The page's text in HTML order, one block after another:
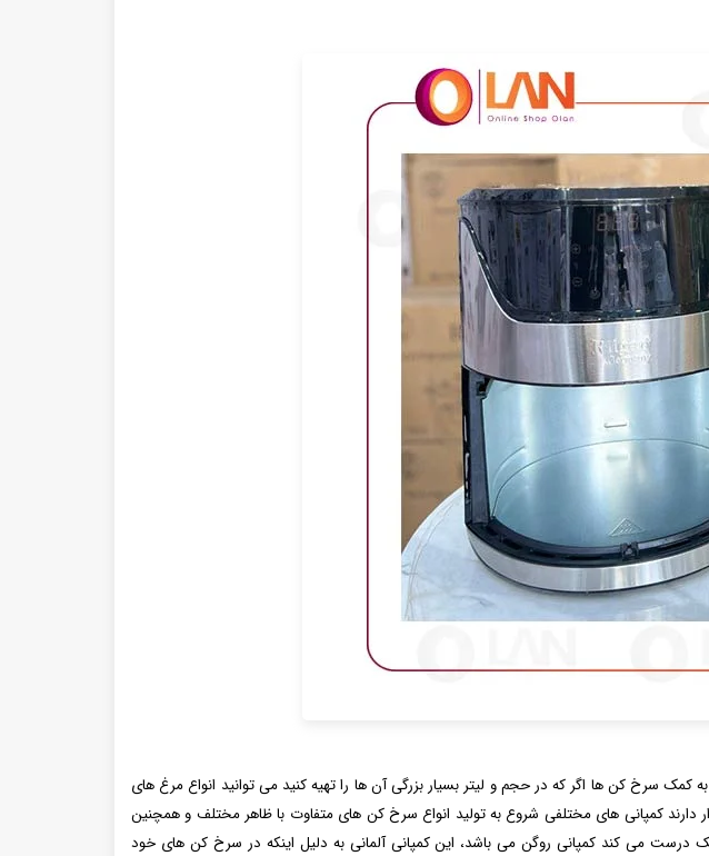
سرخ‌ کن‌ ها اگر که در حجم و لیتر بسیار بزرگی آن ها را تهیه کنید می‌ توانید انواع مرغ‌ های
کمپانی‌ های مختلفی شروع به تولید انواع سرخ‌ کن‌ های متفاوت با ظاهر مختلف و همچنین
درست می‌ کند کمپانی روگن می‌ باشد، این کمپانی آلمانی به دلیل اینکه در سرخ‌ کن‌ های خود